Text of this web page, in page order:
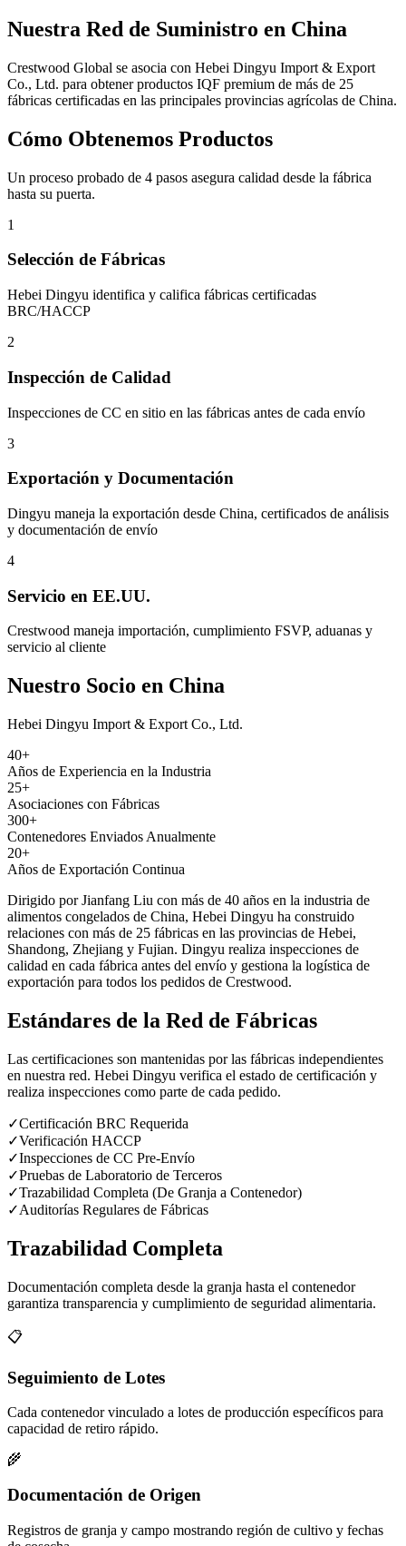
Nuestra Red de Suministro en China
Crestwood Global se asocia con Hebei Dingyu Import & Export
Co., Ltd. para obtener productos IQF premium de más de 25
fábricas certificadas en las principales provincias agrícolas de China.
Cómo Obtenemos Productos
Un proceso probado de 4 pasos asegura calidad desde la fábrica
hasta su puerta.
1
Selección de Fábricas
Hebei Dingyu identifica y califica fábricas certificadas
BRC/HACCP
2
Inspección de Calidad
Inspecciones de CC en sitio en las fábricas antes de cada envío
3
Exportación y Documentación
Dingyu maneja la exportación desde China, certificados de análisis
y documentación de envío
4
Servicio en EE.UU.
Crestwood maneja importación, cumplimiento FSVP, aduanas y
servicio al cliente
Nuestro Socio en China
Hebei Dingyu Import & Export Co., Ltd.
40+
Años de Experiencia en la Industria
25+
Asociaciones con Fábricas
300+
Contenedores Enviados Anualmente
20+
Años de Exportación Continua
Dirigido por Jianfang Liu con más de 40 años en la industria de
alimentos congelados de China, Hebei Dingyu ha construido
relaciones con más de 25 fábricas en las provincias de Hebei,
Shandong, Zhejiang y Fujian. Dingyu realiza inspecciones de
calidad en cada fábrica antes del envío y gestiona la logística de
exportación para todos los pedidos de Crestwood.
Estándares de la Red de Fábricas
Las certificaciones son mantenidas por las fábricas independientes
en nuestra red. Hebei Dingyu verifica el estado de certificación y
realiza inspecciones como parte de cada pedido.
✓Certificación BRC Requerida
✓Verificación HACCP
✓Inspecciones de CC Pre-Envío
✓Pruebas de Laboratorio de Terceros
✓Trazabilidad Completa (De Granja a Contenedor)
✓Auditorías Regulares de Fábricas
Trazabilidad Completa
Documentación completa desde la granja hasta el contenedor
garantiza transparencia y cumplimiento de seguridad alimentaria.
📋
Seguimiento de Lotes
Cada contenedor vinculado a lotes de producción específicos para
capacidad de retiro rápido.
🌾
Documentación de Origen
Registros de granja y campo mostrando región de cultivo y fechas